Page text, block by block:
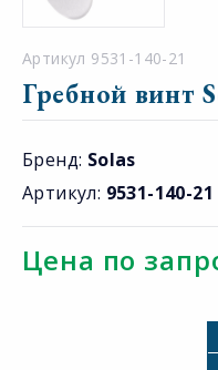
Артикул 9531-140-21
Гребной винт
Бренд: Solas
Артикул: 9531-140-21
Цена по